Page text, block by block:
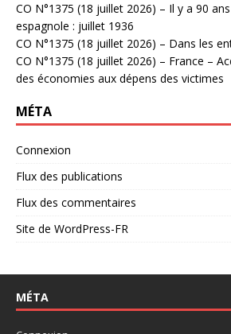
CO N°1375 (18 juillet 2026) – Il y a 90
espagnole : juillet 1936
CO N°1375 (18 juillet 2026) – Dans les
CO N°1375 (18 juillet 2026) – France –
des économies aux dépens des victimes
MÉTA
Connexion
Flux des publications
Flux des commentaires
Site de WordPress-FR
MÉTA